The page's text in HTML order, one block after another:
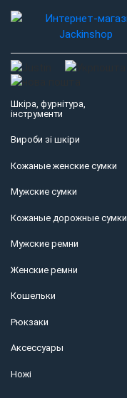
Шкіра, фурнітура,
інструменти
Вироби зі шкіри
Кожаные женские сумки
Мужские сумки
Кожаные дорожные сумки
Мужские ремни
Женские ремни
Кошельки
Рюкзаки
Аксессуары
Ножі